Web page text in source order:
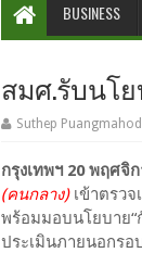
BUSINESS
สมศ.รับนโ
Suthep Puangmahod
กรุงเทพฯ 20 พฤศจิ
(คนกลาง)เข้าตรวจ
พร้อมมอบนโยบาย
ประเมินภายนอกรอ